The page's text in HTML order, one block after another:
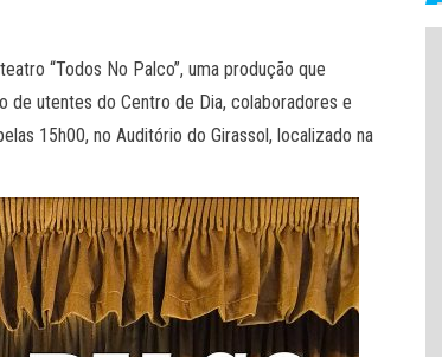
“Todos No Palco”, uma produção que
de utentes do Centro de Dia, colaboradores e
15h00, no Auditório do Girassol, localizado na